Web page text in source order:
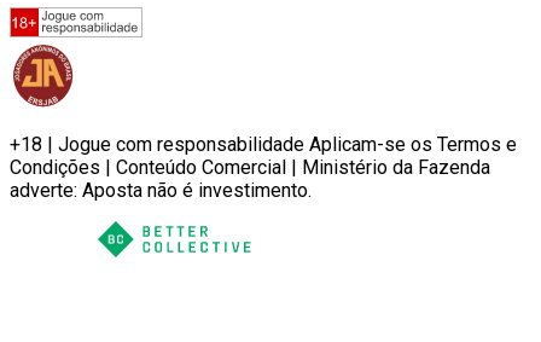
+18 | Jogue com responsabilidade Aplicam-se os Termos e
Condições | Conteúdo Comercial | Ministério da Fazenda
adverte: Aposta não é investimento.